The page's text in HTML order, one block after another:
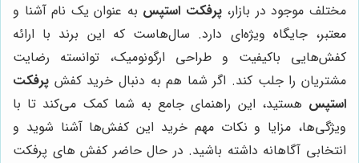
مختلف موجود در بازار،پرفکت استپس به عنوان یک نام آشنا و
معتبر، جایگاه ویژه‌ای دارد. سال‌هاست که این برند با ارائه
کفش‌هایی باکیفیت و طراحی ارگونومیک، توانسته رضایت
مشتریان را جلب کند. اگر شما هم به دنبال خرید کفش پرفکت
استپس هستید، این راهنمای جامع به شما کمک می‌کند تا با
ویژگی‌ها، مزایا و نکات مهم خرید این کفش‌ها آشنا شوید و
انتخابی آگاهانه داشته باشید. در حال حاضر کفش های پرفکت